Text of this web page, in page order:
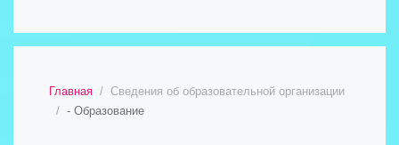
Главная
Сведения об образовательной организации
- Образование